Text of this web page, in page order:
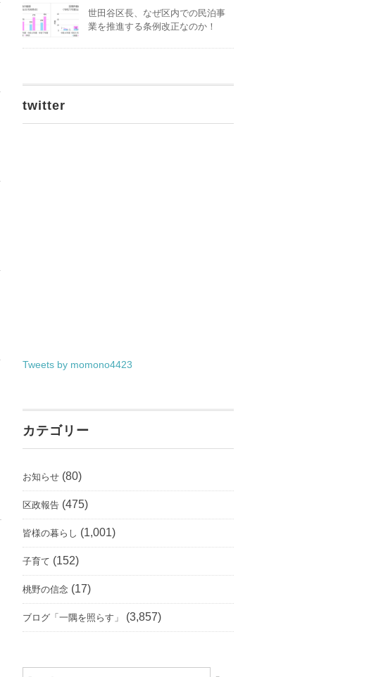
世田谷区長、なぜ区内での民泊事
業を推進する条例改正なのか！
twitter
Tweets by momono4423
カテゴリー
お知らせ (80)
区政報告 (475)
皆様の暮らし (1,001)
子育て (152)
桃野の信念 (17)
ブログ「一隅を照らす」 (3,857)